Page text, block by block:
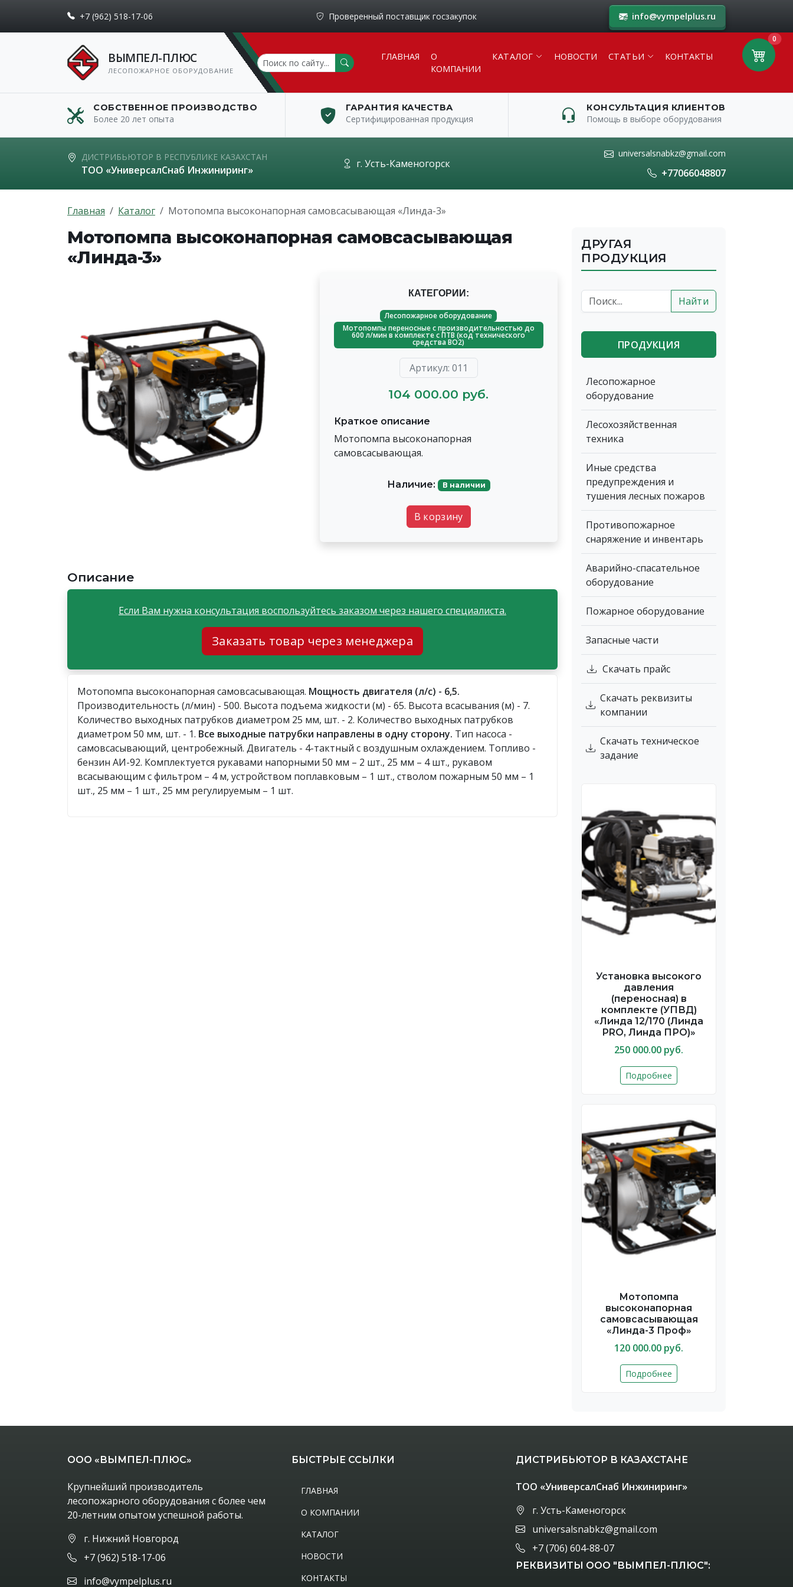
+7 (962) 518-17-06 Проверенный поставщик госзакупок info@vympelplus.ru
ВЫМПЕЛ-ПЛЮС
ЛЕСОПОЖАРНОЕ ОБОРУДОВАНИЕ
ГЛАВНАЯ
О
КОМПАНИИ
КАТАЛОГ НОВОСТИ СТАТЬИ КОНТАКТЫ
СОБСТВЕННОЕ ПРОИЗВОДСТВО
Более 20 лет опыта
ГАРАНТИЯ КАЧЕСТВА
Сертифицированная продукция
КОНСУЛЬТАЦИЯ КЛИЕНТОВ
Помощь в выборе оборудования
ДИСТРИБЬЮТОР В РЕСПУБЛИКЕ КАЗАХСТАН
ТОО «УниверсалСнаб Инжиниринг» г. Усть-Каменогорск
universalsnabkz@gmail.com
+77066048807
Главная Каталог Мотопомпа высоконапорная самовсасывающая «Линда-3»
Мотопомпа высоконапорная самовсасывающая
«Линда-3»
КАТЕГОРИИ:
Лесопожарное оборудование
Мотопомпы переносные с производительностью до
600 л/мин в комплекте с ПТВ (код технического
средства ВО2)
Артикул: 011
104 000.00 руб.
Краткое описание
Мотопомпа высоконапорная
самовсасывающая.
Наличие: В наличии
В корзину
Описание
Если Вам нужна консультация воспользуйтесь заказом через нашего специалиста.
Заказать товар через менеджера
Мотопомпа высоконапорная самовсасывающая. Мощность двигателя (л/с) - 6,5.
Производительность (л/мин) - 500. Высота подъема жидкости (м) - 65. Высота всасывания (м) - 7.
Количество выходных патрубков диаметром 25 мм, шт. - 2. Количество выходных патрубков
диаметром 50 мм, шт. - 1. Все выходные патрубки направлены в одну сторону. Тип насоса -
самовсасывающий, центробежный. Двигатель - 4-тактный с воздушным охлаждением. Топливо -
бензин АИ-92. Комплектуется рукавами напорными 50 мм – 2 шт., 25 мм – 4 шт., рукавом
всасывающим с фильтром – 4 м, устройством поплавковым – 1 шт., стволом пожарным 50 мм – 1
шт., 25 мм – 1 шт., 25 мм регулируемым – 1 шт.
ДРУГАЯ
ПРОДУКЦИЯ
Найти
ПРОДУКЦИЯ
Лесопожарное
оборудование
Лесохозяйственная
техника
Иные средства
предупреждения и
тушения лесных пожаров
Противопожарное
снаряжение и инвентарь
Аварийно-спасательное
оборудование
Пожарное оборудование
Запасные части
Скачать прайс
Скачать реквизиты
компании
Скачать техническое
задание
Установка высокого
давления
(переносная) в
комплекте (УПВД)
«Линда 12/170 (Линда
PRO, Линда ПРО)»
250 000.00 руб.
Подробнее
Мотопомпа
высоконапорная
самовсасывающая
«Линда-3 Проф»
120 000.00 руб.
Подробнее
ООО «ВЫМПЕЛ-ПЛЮС»
Крупнейший производитель
лесопожарного оборудования с более чем
20-летним опытом успешной работы.
г. Нижний Новгород
+7 (962) 518-17-06
info@vympelplus.ru
БЫСТРЫЕ ССЫЛКИ
ГЛАВНАЯ
О КОМПАНИИ
КАТАЛОГ
НОВОСТИ
КОНТАКТЫ
ДИСТРИБЬЮТОР В КАЗАХСТАНЕ
ТОО «УниверсалСнаб Инжиниринг»
г. Усть-Каменогорск
universalsnabkz@gmail.com
+7 (706) 604-88-07
РЕКВИЗИТЫ ООО "ВЫМПЕЛ-ПЛЮС":
0